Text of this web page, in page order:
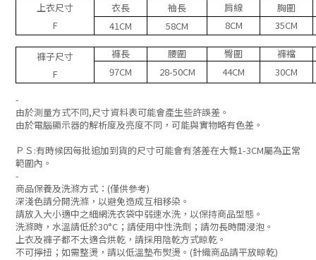
上衣尺寸
F
衣長 袖長 肩線
胸圍
41CM
58CM 8CM 35CM
褲子尺寸
F
褲長 腰圍 臀圍
褲襠
97CM
28-50CM 44CM 30CM
-
由於測量方式不同,尺寸資料表可能會產生些許誤差。
由於電腦顯示器的解析度及亮度不同，可能與實物略有色差。
ＰＳ :有時候因每批追加到貨的尺寸可能會有落差在大慨1-3CM屬為正常
範圍內 。
-
商品保養及洗滌方式：(僅供參考)
深淺色請分開洗滌，以避免造成互相移染。
請放入大小適中之細網洗衣袋中弱速水洗，以保持商品型態。
洗滌時，水溫請低於30°C；請使用中性洗劑；請勿長時間浸泡。
上衣及褲子都不太適合烘乾， 請採用陰乾方式晾乾。
不可擰扭；如需整燙，請以低溫墊布熨燙。(針織商品請平放晾乾)